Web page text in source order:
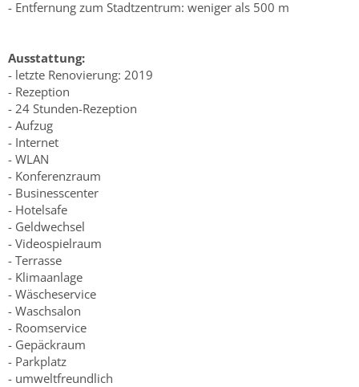
- Entfernung zum Stadtzentrum: weniger als 500 m
Ausstattung:
- letzte Renovierung: 2019
- Rezeption
- 24 Stunden-Rezeption
- Aufzug
- Internet
- WLAN
- Konferenzraum
- Businesscenter
- Hotelsafe
- Geldwechsel
- Videospielraum
- Terrasse
- Klimaanlage
- Wäscheservice
- Waschsalon
- Roomservice
- Gepäckraum
- Parkplatz
- umweltfreundlich